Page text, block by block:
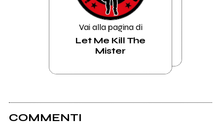
Vai alla pagina di
Let Me Kill The
Mister
COMMENTI